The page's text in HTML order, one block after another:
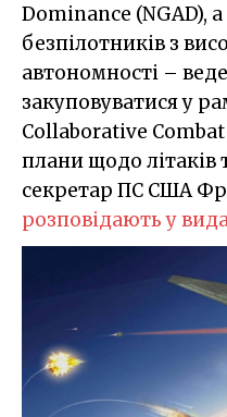
Dominance (NGAD),
безпілотників з
автономності –
закуповуватися у
Collaborative
плани щодо літаків
секретар ПС США
розповідають у